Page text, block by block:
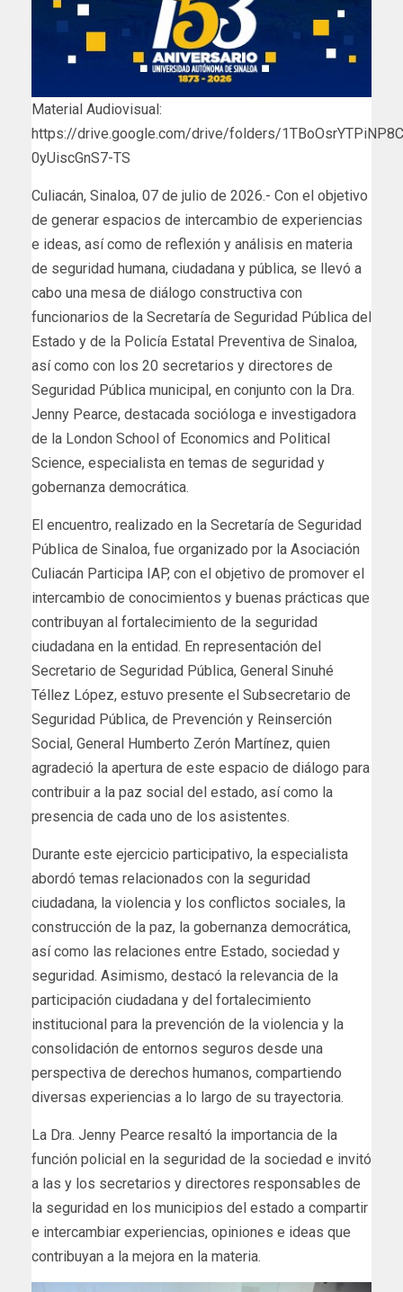
Material Audiovisual:
https://drive.google.com/drive/folders/
0yUiscGnS7-TS
Culiacán, Sinaloa, 07 de julio de 2026.- Con el objetivo
de generar espacios de intercambio de experiencias
e ideas, así como de reflexión y análisis en materia
de seguridad humana, ciudadana y pública, se llevó a
cabo una mesa de diálogo constructiva con
funcionarios de la Secretaría de Seguridad Pública del
Estado y de la Policía Estatal Preventiva de Sinaloa,
así como con los 20 secretarios y directores de
Seguridad Pública municipal, en conjunto con la Dra.
Jenny Pearce, destacada socióloga e investigadora
de la London School of Economics and Political
Science, especialista en temas de seguridad y
gobernanza democrática.
El encuentro, realizado en la Secretaría de Seguridad
Pública de Sinaloa, fue organizado por la Asociación
Culiacán Participa IAP, con el objetivo de promover el
intercambio de conocimientos y buenas prácticas que
contribuyan al fortalecimiento de la seguridad
ciudadana en la entidad. En representación del
Secretario de Seguridad Pública, General Sinuhé
Téllez López, estuvo presente el Subsecretario de
Seguridad Pública, de Prevención y Reinserción
Social, General Humberto Zerón Martínez, quien
agradeció la apertura de este espacio de diálogo para
contribuir a la paz social del estado, así como la
presencia de cada uno de los asistentes.
Durante este ejercicio participativo, la especialista
abordó temas relacionados con la seguridad
ciudadana, la violencia y los conflictos sociales, la
construcción de la paz, la gobernanza democrática,
así como las relaciones entre Estado, sociedad y
seguridad. Asimismo, destacó la relevancia de la
participación ciudadana y del fortalecimiento
institucional para la prevención de la violencia y la
consolidación de entornos seguros desde una
perspectiva de derechos humanos, compartiendo
diversas experiencias a lo largo de su trayectoria.
La Dra. Jenny Pearce resaltó la importancia de la
función policial en la seguridad de la sociedad e invitó
a las y los secretarios y directores responsables de
la seguridad en los municipios del estado a compartir
e intercambiar experiencias, opiniones e ideas que
contribuyan a la mejora en la materia.